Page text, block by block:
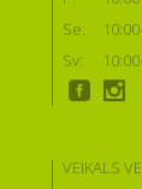
Se:
Sv:
VEIKALS